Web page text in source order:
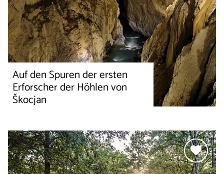
Auf den Spuren der ersten
Erforscher der Höhlen von
Škocjan